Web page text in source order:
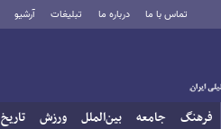
تماس با ما درباره ما تبلیغات آرشیو
فرهنگ جامعه بین‌الملل ورزش تاریخ